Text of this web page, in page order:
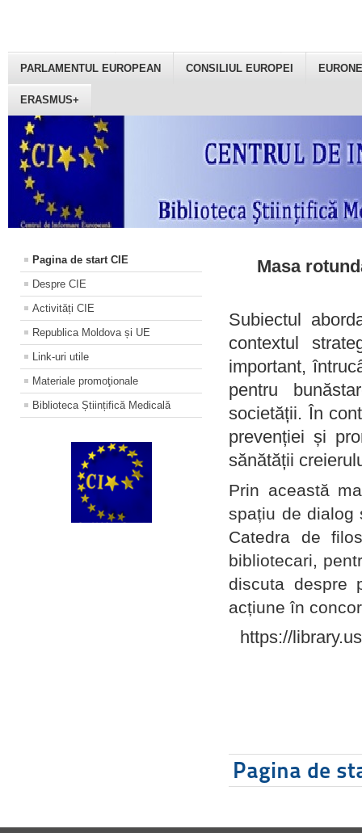
PARLAMENTUL EUROPEAN CONSILIUL EUROPEI
ERASMUS+
Pagina de start CIE
Despre CIE
Activități CIE
Republica Moldova și UE
Link-uri utile
Materiale promoţionale
Biblioteca Științifică Medicală
Masa
Subiectul
contextul
important,
pentru
societății. În
prevenției și
sănătății
Prin această
spațiu de dialog
Catedra de
bibliotecari,
discuta despre
acțiune în
https://
Pagina de